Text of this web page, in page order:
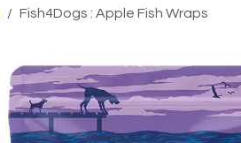
Fish4Dogs : Apple Fish Wraps